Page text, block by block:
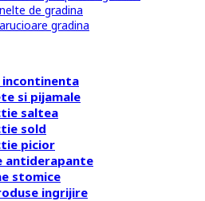
de gradina
gradina
incontinenta
si pijamale
saltea
sold
picior
antiderapante
stomice
ingrijire